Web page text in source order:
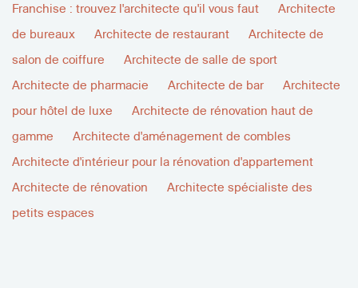
Franchise : trouvez l'architecte qu'il vous faut
Architecte
de bureaux
Architecte de restaurant
Architecte de
salon de coiffure
Architecte de salle de sport
Architecte de pharmacie
Architecte de bar
Architecte
pour hôtel de luxe
Architecte de rénovation haut de
gamme
Architecte d'aménagement de combles
Architecte d'intérieur pour la rénovation d'appartement
Architecte de rénovation
Architecte spécialiste des
petits espaces